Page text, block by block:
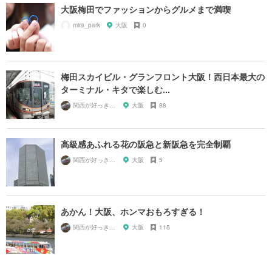
大阪梅田でファッションからグルメまで満喫
mira_park 大阪 0
梅田スカイビル・グランフロント大阪！西日本最大の
ターミナル・キタで楽しむ...
大阪 88
高級感あふれる花の阪急と新阪急を完全制覇
大阪 5
あかん！大阪、ホンマおもろすぎる！
大阪 115